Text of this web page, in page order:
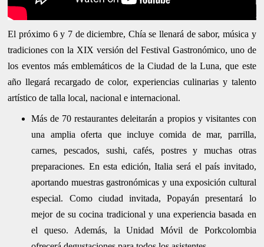
El próximo 6 y 7 de diciembre, Chía se llenará de sabor, música y
tradiciones con la XIX versión del Festival Gastronómico, uno de
los eventos más emblemáticos de la Ciudad de la Luna, que este
año llegará recargado de color, experiencias culinarias y talento
artístico de talla local, nacional e internacional.
Más de 70 restaurantes deleitarán a propios y visitantes con
una amplia oferta que incluye comida de mar, parrilla,
carnes, pescados, sushi, cafés, postres y muchas otras
preparaciones. En esta edición, Italia será el país invitado,
aportando muestras gastronómicas y una exposición cultural
especial. Como ciudad invitada, Popayán presentará lo
mejor de su cocina tradicional y una experiencia basada en
el queso. Además, la Unidad Móvil de Porkcolombia